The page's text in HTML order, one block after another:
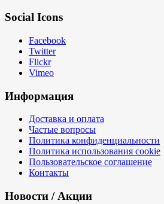
Social Icons
Facebook
Twitter
Flickr
Vimeo
Информация
Доставка и оплата
Частые вопросы
Политика конфиденциальности
Политика использования cookie
Пользовательское соглашение
Контакты
Новости / Акции